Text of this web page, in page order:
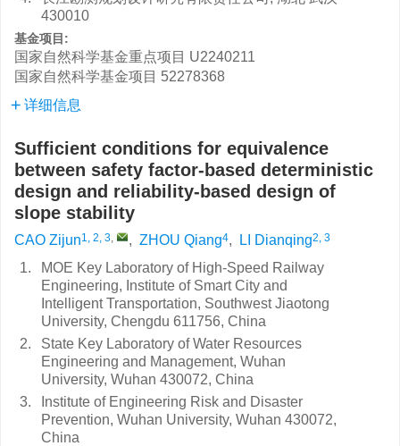
430010
基金项目:
国家自然科学基金重点项目 U2240211
国家自然科学基金项目 52278368
详细信息
Sufficient conditions for equivalence
between safety factor-based deterministic
design and reliability-based design of
slope stability
CAO Zijun1, 2, 3, , ZHOU Qiang4, LI Dianqing2, 3
1.
MOE Key Laboratory of High-Speed Railway
Engineering, Institute of Smart City and
Intelligent Transportation, Southwest Jiaotong
University, Chengdu 611756, China
2.
State Key Laboratory of Water Resources
Engineering and Management, Wuhan
University, Wuhan 430072, China
3.
Institute of Engineering Risk and Disaster
Prevention, Wuhan University, Wuhan 430072,
China